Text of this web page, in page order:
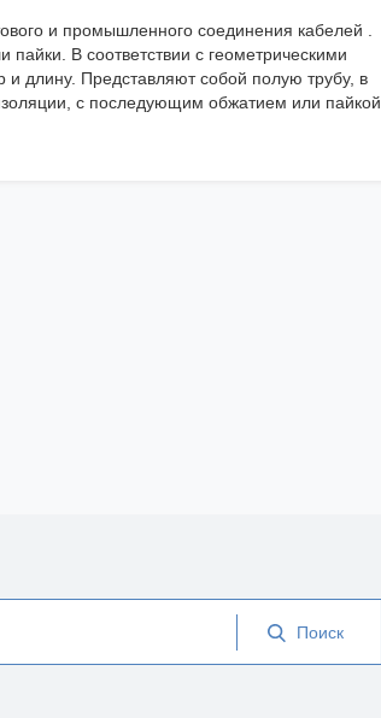
и промышленного соединения кабелей .
В соответствии с геометрическими
длину. Представляют собой полую трубу, в
с последующим обжатием или пайкой